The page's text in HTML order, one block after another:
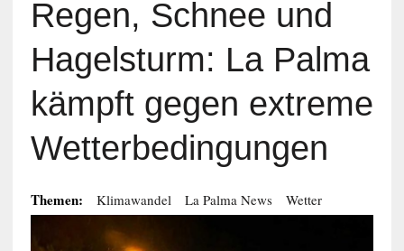
Regen, Schnee und
Hagelsturm: La Palma
kämpft gegen extreme
Wetterbedingungen
Themen: Klimawandel La Palma News Wetter